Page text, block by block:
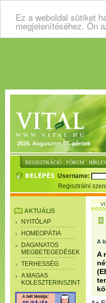
Ez a weboldal sütiket
megjelenítéséhez. Ön
2026. Augusztus 07. péntek
REGISZTRÁCIÓ : FÓRUM :
Username:
Regisztrálni
AKTUÁLIS
NYITÓLAP
HOMEOPÁTIA
DAGANATOS
MEGBETEGEDÉSEK
TERHESSÉG
A MAGAS
KOLESZTERINSZINT
A
A